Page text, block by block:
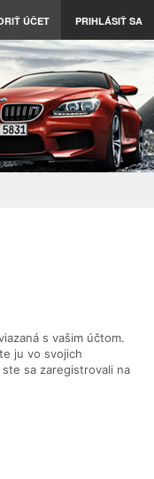
ÚČET PRIHLÁSIŤ SA
s vašim účtom.
ju vo svojich
sa zaregistrovali na